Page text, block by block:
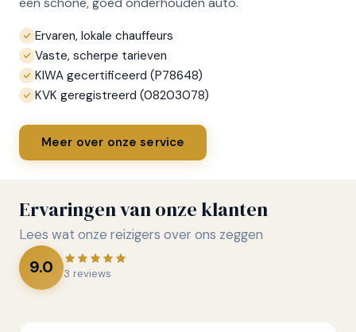
Ervaren, lokale chauffeurs
Vaste, scherpe tarieven
KIWA gecertificeerd (P78648)
KVK geregistreerd (08203078)
Meer over onze service
Ervaringen van onze klanten
Lees wat onze reizigers over ons zeggen
9.0 3 reviews